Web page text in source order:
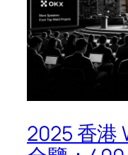
2025 香港